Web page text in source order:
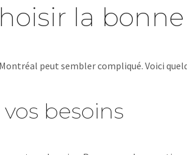
la
peut sembler compliqué. Voici
besoins